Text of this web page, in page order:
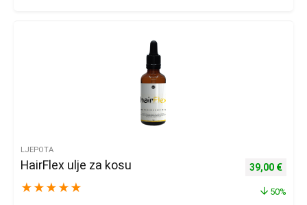
LJEPOTA
HairFlex ulje za kosu
★ ★ ★ ★ ★
Izvorna
39,00 €
50%